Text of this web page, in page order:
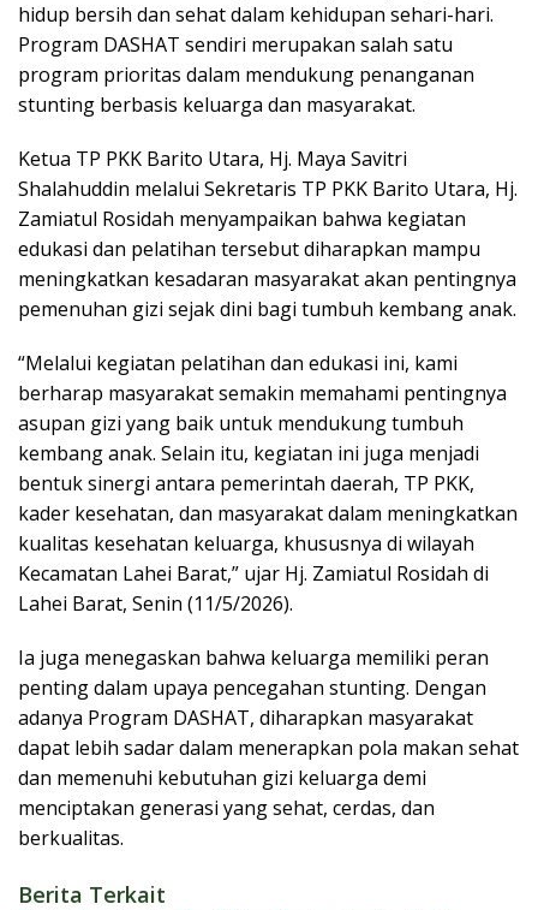
hidup bersih dan sehat dalam kehidupan sehari-hari.
Program DASHAT sendiri merupakan salah satu
program prioritas dalam mendukung penanganan
stunting berbasis keluarga dan masyarakat.
Ketua TP PKK Barito Utara, Hj. Maya Savitri
Shalahuddin melalui Sekretaris TP PKK Barito Utara, Hj.
Zamiatul Rosidah menyampaikan bahwa kegiatan
edukasi dan pelatihan tersebut diharapkan mampu
meningkatkan kesadaran masyarakat akan pentingnya
pemenuhan gizi sejak dini bagi tumbuh kembang anak.
“Melalui kegiatan pelatihan dan edukasi ini, kami
berharap masyarakat semakin memahami pentingnya
asupan gizi yang baik untuk mendukung tumbuh
kembang anak. Selain itu, kegiatan ini juga menjadi
bentuk sinergi antara pemerintah daerah, TP PKK,
kader kesehatan, dan masyarakat dalam meningkatkan
kualitas kesehatan keluarga, khususnya di wilayah
Kecamatan Lahei Barat,” ujar Hj. Zamiatul Rosidah di
Lahei Barat, Senin (11/5/2026).
Ia juga menegaskan bahwa keluarga memiliki peran
penting dalam upaya pencegahan stunting. Dengan
adanya Program DASHAT, diharapkan masyarakat
dapat lebih sadar dalam menerapkan pola makan sehat
dan memenuhi kebutuhan gizi keluarga demi
menciptakan generasi yang sehat, cerdas, dan
berkualitas.
Berita Terkait